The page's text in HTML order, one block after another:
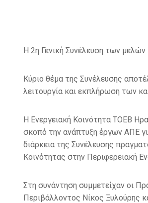
Η 2η Γενική Συνέλευση των
Κύριο θέμα της Συνέλευσης
λειτουργία και εκπλήρωση των
Η Ενεργειακή Κοινότητα ΤΟΕΒ
σκοπό την ανάπτυξη έργων ΑΠΕ
διάρκεια της Συνέλευσης
Κοινότητας στην Περιφερειακή
Στη συνάντηση συμμετείχαν οι
Περιβάλλοντος Νίκος Ξυλούρης